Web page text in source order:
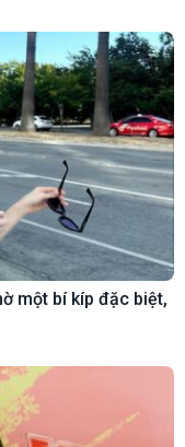
một bí kíp đặc biệt,